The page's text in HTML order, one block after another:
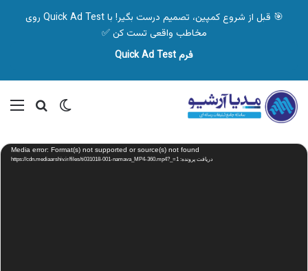
🎯 قبل از شروع کمپین، تصمیم درست بگیر! با Quick Ad Test روی
مخاطب واقعی تست کن ✅
فرم Quick Ad Test
تغییر پوسته
نمایشگر
ویدیو Media error: Format(s) not supported or source(s) not found
دریافت پرونده: https://cdn.mediaarshiv.ir/files/ti031018-001-namava_MP4-360.mp4?_=1